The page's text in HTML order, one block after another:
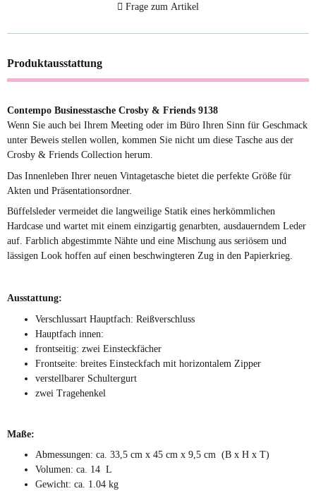
Frage zum Artikel
Produktausstattung
Contempo Businesstasche Crosby & Friends 9138
Wenn Sie auch bei Ihrem Meeting oder im Büro Ihren Sinn für Geschmack
unter Beweis stellen wollen, kommen Sie nicht um diese Tasche aus der
Crosby & Friends Collection herum.
Das Innenleben Ihrer neuen Vintagetasche bietet die perfekte Größe für
Akten und Präsentationsordner.
Büffelsleder vermeidet die langweilige Statik eines herkömmlichen
Hardcase und wartet mit einem einzigartig genarbten, ausdauerndem Leder
auf. Farblich abgestimmte Nähte und eine Mischung aus seriösem und
lässigen Look hoffen auf einen beschwingteren Zug in den Papierkrieg.
Ausstattung:
Verschlussart Hauptfach: Reißverschluss
Hauptfach innen:
frontseitig: zwei Einsteckfächer
Frontseite: breites Einsteckfach mit horizontalem Zipper
verstellbarer Schultergurt
zwei Tragehenkel
Maße:
Abmessungen: ca. 33,5 cm x 45 cm x 9,5 cm (B x H x T)
Volumen: ca. 14 L
Gewicht: ca. 1.04 kg